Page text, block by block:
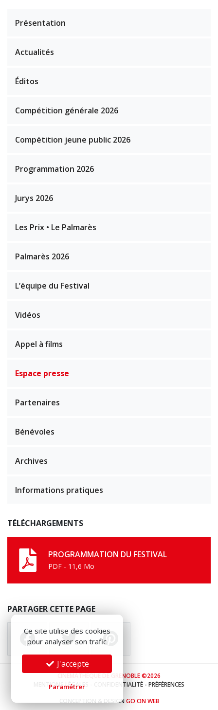
Présentation
Actualités
Éditos
Compétition générale 2026
Compétition jeune public 2026
Programmation 2026
Jurys 2026
Les Prix • Le Palmarès
Palmarès 2026
L’équipe du Festival
Vidéos
Appel à films
Espace presse
Partenaires
Bénévoles
Archives
Informations pratiques
TÉLÉCHARGEMENTS
PROGRAMMATION DU FESTIVAL
PDF - 11,6 Mo
PARTAGER CETTE PAGE
CINÉMATHÈQUE DE GRENOBLE ©2026
MENTIONS LÉGALES
CONFIDENTIALITÉ - PRÉFÉRENCES
CONCEPTION & DESIGN GO ON WEB
Ce site utilise des cookies
pour analyser son trafic
J'accepte
Paramétrer